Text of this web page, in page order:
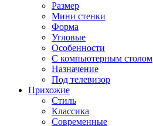
Размер
Мини стенки
Форма
Угловые
Особенности
С компьютерным столом
Назначение
Под телевизор
Прихожие
Стиль
Классика
Современные